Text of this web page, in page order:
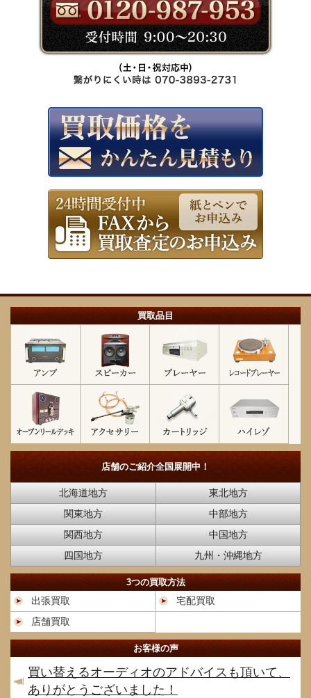
買取品目
店舗のご紹介全国展開中！
北海道地方
東北地方
関東地方
中部地方
関西地方
中国地方
四国地方
九州・沖縄地方
3つの買取方法
出張買取
宅配買取
店舗買取
お客様の声
買い替えるオーディオのアドバイスも頂いて、
ありがとうございました！